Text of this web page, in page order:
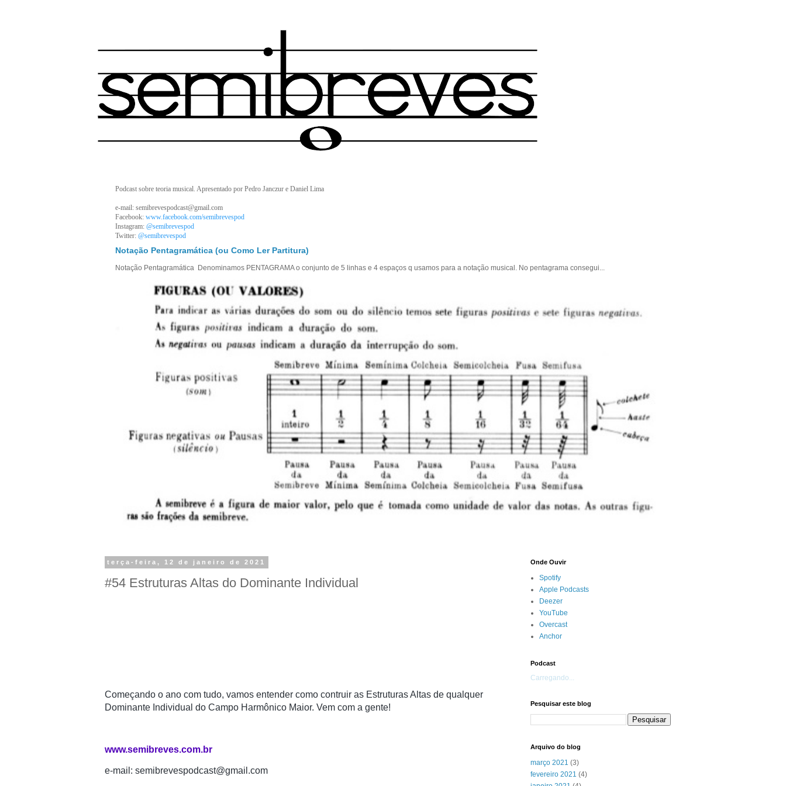
Podcast sobre teoria musical. Apresentado por Pedro Janczur e Daniel Lima
e-mail: semibrevespodcast@gmail.com
Facebook: www.facebook.com/semibrevespod
Instagram: @semibrevespod
Twitter: @semibrevespod
Notação Pentagramática (ou Como Ler Partitura)
Notação Pentagramática Denominamos PENTAGRAMA o conjunto de 5 linhas e 4 espaços q usamos para a notação musical. No pentagrama consegui...
terça-feira, 12 de janeiro de 2021
#54 Estruturas Altas do Dominante Individual
Começando o ano com tudo, vamos entender como contruir as Estruturas Altas de qualquer
Dominante Individual do Campo Harmônico Maior. Vem com a gente!
www.semibreves.com.br
e-mail: semibrevespodcast@gmail.com
Onde Ouvir
Spotify
Apple Podcasts
Deezer
YouTube
Overcast
Anchor
Podcast
Carregando...
Pesquisar este blog
Arquivo do blog
março 2021 (3)
fevereiro 2021 (4)